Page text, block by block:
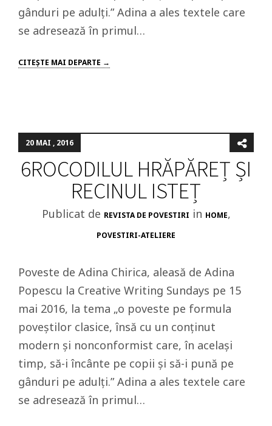
gânduri pe adulți.” Adina a ales textele care
se adresează în primul…
CITEŞTE MAI DEPARTE →
20 MAI , 2016
6ROCODILUL HRĂPĂREȚ ȘI
RECINUL ISTEȚ
Publicat de REVISTA DE POVESTIRI in HOME,
POVESTIRI-ATELIERE
Poveste de Adina Chirica, aleasă de Adina
Popescu la Creative Writing Sundays pe 15
mai 2016, la tema „o poveste pe formula
poveștilor clasice, însă cu un conținut
modern și nonconformist care, în același
timp, să-i încânte pe copii și să-i pună pe
gânduri pe adulți.” Adina a ales textele care
se adresează în primul…